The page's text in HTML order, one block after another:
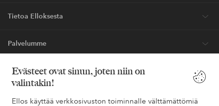
Evästeet ovat sinun, joten niin on
valintakin!
Ellos käyttää verkkosivuston toiminnalle välttämättömiä
Tietoa Elloksesta
Palvelumme
Ehdot
Ystävät